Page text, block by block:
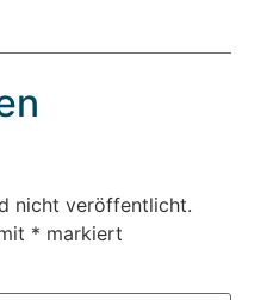
nicht veröffentlicht.
* markiert